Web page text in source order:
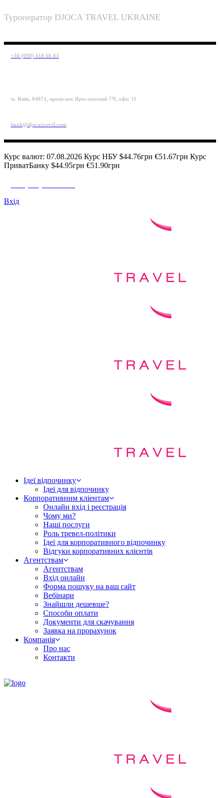
Туроператор DJOCA TRAVEL UKRAINE
+38 (098) 418 66 83
м. Київ, 04071, провулок Ярославский 7/9, офіс 11
book@djocatravel.com
Курс валют: 07.08.2026 Курс НБУ $44.76грн €51.67грн Курс
ПриватБанку $44.95грн €51.90грн
Вхід
Ідеї відпочинку
Ідеї для відпочинку
Корпоративним кліентам
Онлайн вхід і реєстрація
Чому ми?
Наші послуги
Роль тревел-політики
Ідеї для корпоративного відпочинку
Відгуки корпоративних клієнтів
Агентствам
Агентствам
Вхід онлайн
Форма пошуку на ваш сайт
Вебінари
Знайшли дешевше?
Способи оплати
Документи для скачування
Заявка на прорахунок
Компанія
Про нас
Контакти